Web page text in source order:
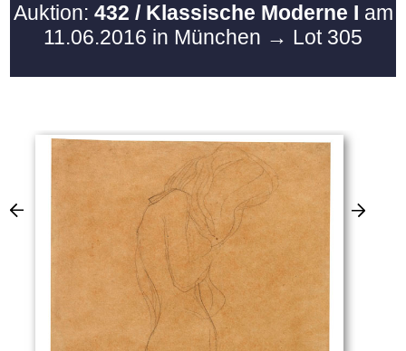
Auktion: 432 / Klassische Moderne I am
11.06.2016 in München → Lot 305